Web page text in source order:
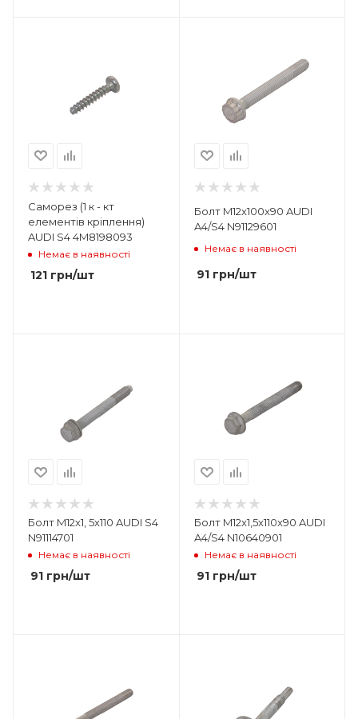
Саморез (1 к - кт
елементів кріплення)
AUDI S4 4M8198093
Немає в наявності
121 грн/шт
Болт M12x100x90 AUDI
A4/S4 N91129601
Немає в наявності
91грн/шт
Болт M12x1, 5x110 AUDI S4
N91114701
Немає в наявності
91 грн/шт
Болт M12x1,5x110x90 AUDI
A4/S4 N10640901
Немає в наявності
91грн/шт